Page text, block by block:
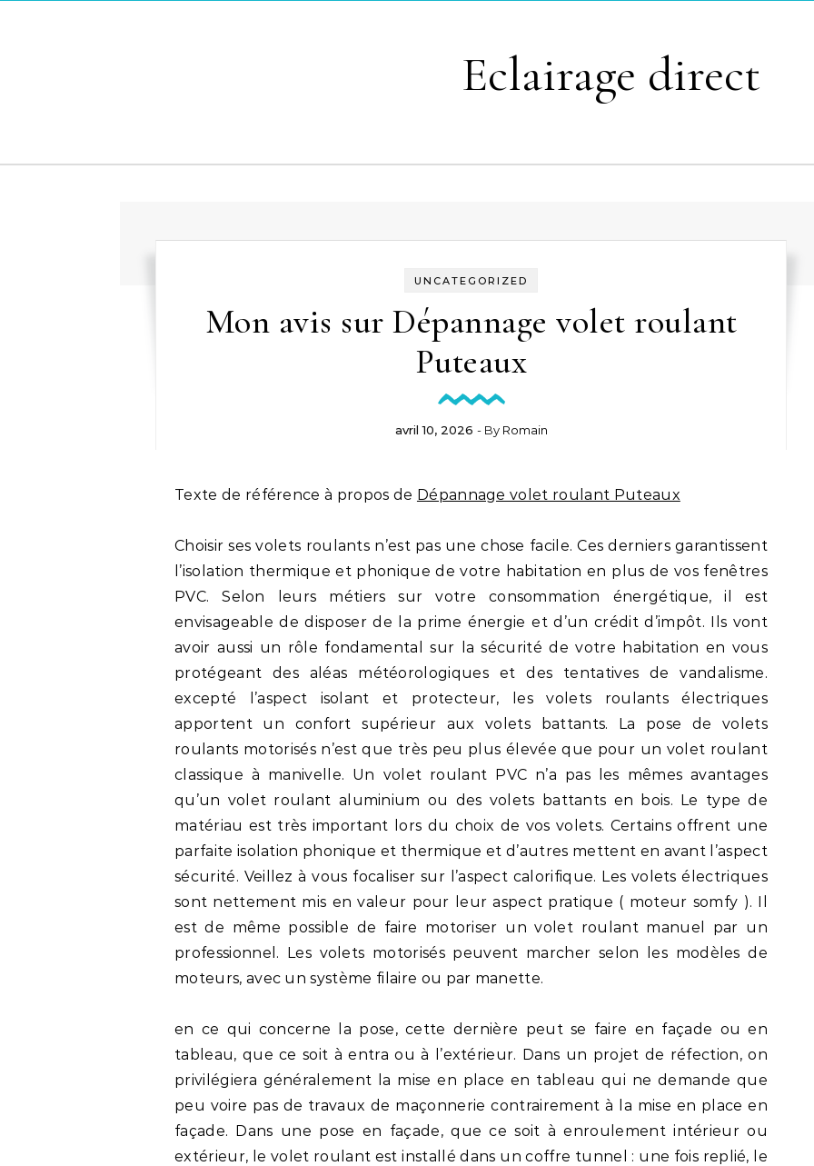
Eclairage direct
UNCATEGORIZED
Mon avis sur Dépannage volet roulant
Puteaux
avril 10, 2026 - By Romain
Texte de référence à propos de Dépannage volet roulant Puteaux
Choisir ses volets roulants n’est pas une chose facile. Ces derniers garantissent
l’isolation thermique et phonique de votre habitation en plus de vos fenêtres
PVC. Selon leurs métiers sur votre consommation énergétique, il est
envisageable de disposer de la prime énergie et d’un crédit d’impôt. Ils vont
avoir aussi un rôle fondamental sur la sécurité de votre habitation en vous
protégeant des aléas météorologiques et des tentatives de vandalisme.
excepté l’aspect isolant et protecteur, les volets roulants électriques
apportent un confort supérieur aux volets battants. La pose de volets
roulants motorisés n’est que très peu plus élevée que pour un volet roulant
classique à manivelle. Un volet roulant PVC n’a pas les mêmes avantages
qu’un volet roulant aluminium ou des volets battants en bois. Le type de
matériau est très important lors du choix de vos volets. Certains offrent une
parfaite isolation phonique et thermique et d’autres mettent en avant l’aspect
sécurité. Veillez à vous focaliser sur l’aspect calorifique. Les volets électriques
sont nettement mis en valeur pour leur aspect pratique ( moteur somfy ). Il
est de même possible de faire motoriser un volet roulant manuel par un
professionnel. Les volets motorisés peuvent marcher selon les modèles de
moteurs, avec un système filaire ou par manette.
en ce qui concerne la pose, cette dernière peut se faire en façade ou en
tableau, que ce soit à entra ou à l’extérieur. Dans un projet de réfection, on
privilégiera généralement la mise en place en tableau qui ne demande que
peu voire pas de travaux de maçonnerie contrairement à la mise en place en
façade. Dans une pose en façade, que ce soit à enroulement intérieur ou
extérieur, le volet roulant est installé dans un coffre tunnel : une fois replié, le